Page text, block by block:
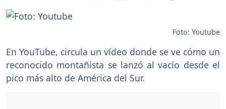
Foto: Youtube
En YouTube, circula un vídeo donde se ve cómo un
reconocido montañista se lanzó al vacío desde el
pico más alto de América del Sur.